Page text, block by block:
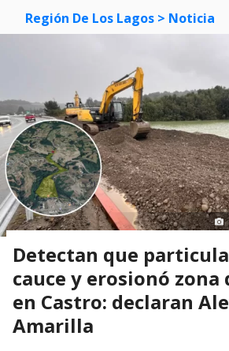
Región De Los Lagos > Noticia
Detectan que
cauce y erosionó zona
en Castro: declaran
Amarilla